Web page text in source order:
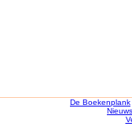
De Boekenplank
Nieuws